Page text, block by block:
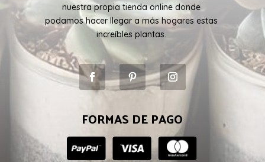
nuestra propia tienda online donde
podamos hacer llegar a más hogares estas
increíbles plantas.
FORMAS DE PAGO